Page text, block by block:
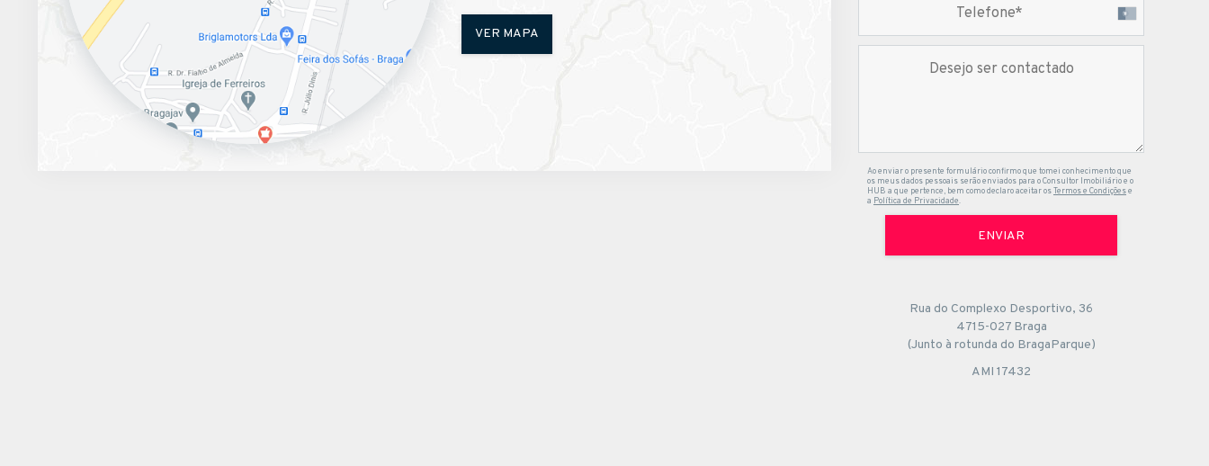
VER MAPA
Ao enviar o presente formulário confirmo que tomei conhecimento que
os meus dados pessoais serão enviados para o Consultor Imobiliário e o
HUB a que pertence, bem como declaro aceitar osTermos e Condiçõese
a Política de Privacidade.
ENVIAR
Rua do Complexo Desportivo, 36
4715-027 Braga
(Junto à rotunda do BragaParque)
AMI 17432